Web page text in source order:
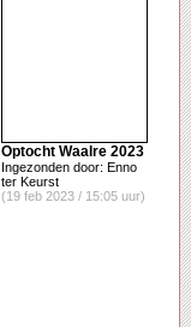
Optocht Waalre 2023
Ingezonden door: Enno
ter Keurst
(19 feb 2023 / 15:05 uur)